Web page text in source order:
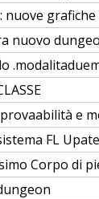
nuove grafiche
nuovo
e
FL
Corpo di